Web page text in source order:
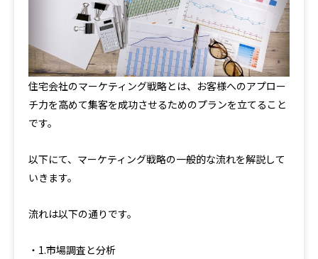
住宅会社のマーケティング戦略とは、お客様へのアプロー
チ力を高めて集客を成功させるためのプランを立てること
です。
以下にて、マーケティング戦略の一般的な流れを解説して
いきます。
流れは以下の通りです。
・1.市場調査と分析